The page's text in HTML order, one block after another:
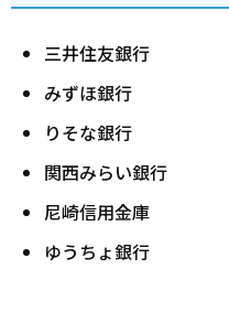
三井住友銀行
みずほ銀行
りそな銀行
関西みらい銀行
尼崎信用金庫
ゆうちょ銀行